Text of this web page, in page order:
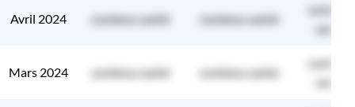
Avril 2024 contenu caché contenu caché
contenu
caché
Mars 2024 contenu caché contenu caché
contenu
caché